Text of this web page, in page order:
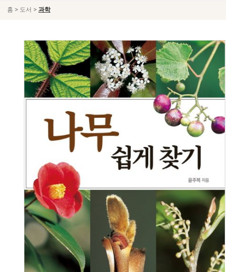
홈 > 도서 > 과학